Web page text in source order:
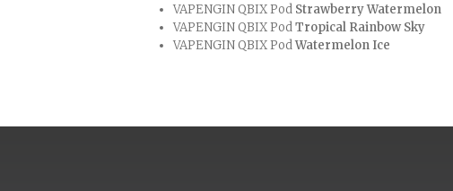
VAPENGIN QBIX Pod Strawberry Watermelon
VAPENGIN QBIX PodTropical Rainbow Sky
VAPENGIN QBIX PodWatermelon Ice